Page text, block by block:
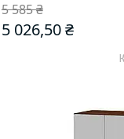
5 585 ₴
5 026,50 ₴